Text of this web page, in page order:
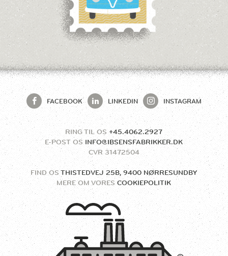
FACEBOOK LINKEDIN INSTAGRAM
RING TIL OS +45.4062.2927
E-POST OS INFO@IBSENSFABRIKKER.DK
MERE OM VORES COOKIEPOLITIK
FIND OS THISTEDVEJ 25B, 9400 NØRRESUNDBY
CVR31472504